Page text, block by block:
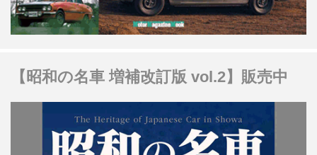
【昭和の名車 増補改訂版 vol.2】販売中